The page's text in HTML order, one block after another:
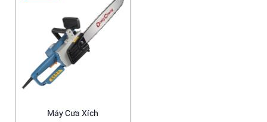
Máy Cưa Xích